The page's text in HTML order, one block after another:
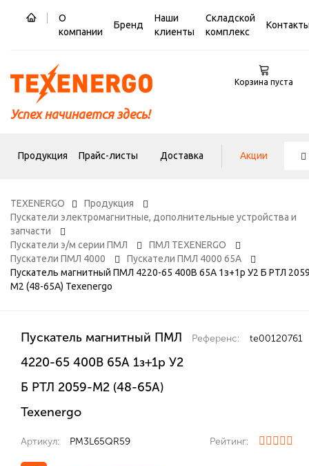
О
компании
Бренд
Наши
клиенты
Складской
комплекс
Успех начинается здесь!
Корзина пуста
Продукция Прайс-листы Доставка Акции
TEXENERGO
Продукция
Пускатели электромагнитные, дополнительные устройства и
запчасти
Пускатели э/м серии ПМЛ
ПМЛ TEXENERGO
Пускатели ПМЛ 4000
Пускатели ПМЛ 4000 65А
Пускатель магнитный ПМЛ 4220-65 400В 65А 1з+1р У2 Б РТЛ
М2 (48-65А) Теxenergo
Пускатель магнитный ПМЛ
4220-65 400В 65А 1з+1р У2
Б РТЛ 2059-М2 (48-65А)
Теxenergo
Референс: te00120761
Артикул: PM3L65QR59 Рейтинг: